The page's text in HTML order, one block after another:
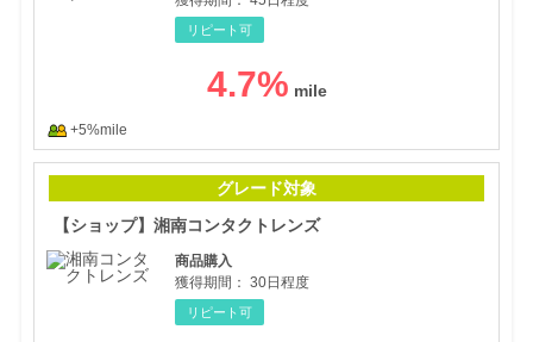
リピート可
4.7%
+5%mile
グレード対象
【ショップ】湘南コンタクトレンズ
商品購入
獲得期間： 30日程度
リピート可